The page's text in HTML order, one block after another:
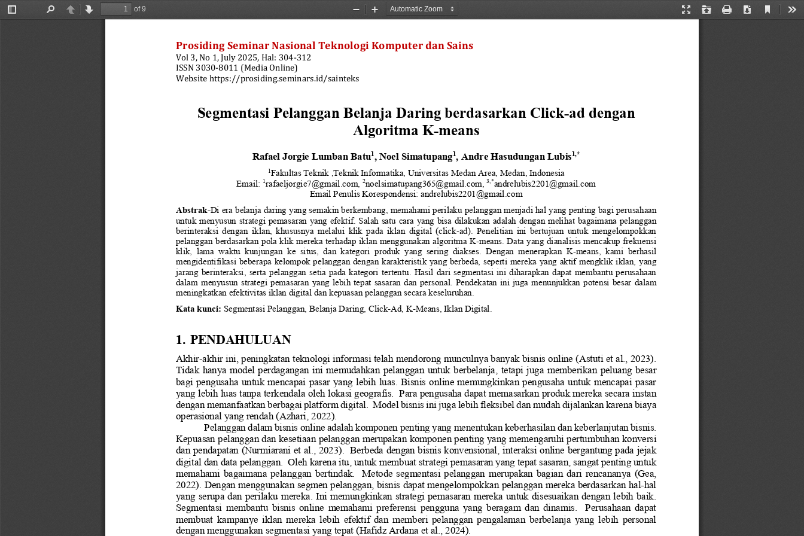
Toggle
PreviousNext
of 9
Presentation
Open Print Download
Current
Zoom
Zoom
Prosiding Seminar Nasional Teknologi Komputer dan Sains
Vol 3, No 1, July 2025, Hal: 304-312
ISSN 3030-8011 (Media Online)
Website https://prosiding.seminars.id/sainteks
Segmentasi Pelanggan Belanja Daring berdasarkan Click-ad dengan
Algoritma K-means
Rafael Jorgie Lumban Batu1 Noel Simatupang1 Andre Hasudungan Lubis1 ,*
1Fakultas Teknik ,Teknik Informatika, Universitas Medan Area, Medan , Indonesia
Email: 1rafaeljorgie7@gmail.com 2noelsimatupang365@gmail.com 3,*andrelubis2201@gmail.com
Email Penulis Korespondensi: andrelubis2201@gmail.com
Abstrak-Di era belanja daring yang semakin berkembang, memahami perilaku pelanggan menjadi hal yang penting bagi perusahaan
untuk menyusun strategi pemasaran yang efektif. Salah satu cara yang bisa dilakukan adalah dengan melihat bagaimana pelanggan
berinteraksi  dengan  iklan,  khususnya  melalui  klik  pada  iklan  digital  (click-ad).  Penelitian  ini  bertujuan  untuk  mengelompokkan
pelanggan berdasarkan pola klik mereka terhadap iklan menggunakan algoritma K-means. Data yang dianalisis mencakup frekuensi
klik,  lama waktu  kunjungan  ke  situs,  dan  kategori  produk  yang  sering  diakses.  Dengan  menerapkan  K-means,  kami  berhasil
mengidentifikasi beberapa kelompok pelanggan dengan karakteristik yang berbeda, seperti mereka yang aktif mengklik iklan, yang
jarang  berinteraksi,
serta  pelanggan  setia  pada  kategori  tertentu.  Hasil  dari  segmentasi  ini  diharapkan  dapat  membantu  perusahaan
dalam  menyusun  strategi  pemasaran  yang  lebih  tepat  sasaran  dan  personal.  Pendekatan  ini  juga  menunjukkan  potensi  besar  dalam
meningkatkan efektivitas iklan digital dan kepuasan pelanggan secara keseluruhan.
Kata kunci: Segmentasi Pelanggan, Belanja Daring, Click-Ad, K-Means, Iklan Digital.
1. PENDAHULUAN
Akhir-akhir ini, peningkatan teknologi informasi telah mendorong munculnya banyak bisnis online (Astuti et al., 2023)
Tidak hanya model perdagangan ini memudahkan pelanggan untuk berbelanja, tetapi juga memberikan peluang besar
bagi pengusaha untuk mencapai pasar yang lebih luas. Bisnis online memungkinkan pengusaha untuk mencapai pasar
yang lebih luas tanpa terkendala oleh lokasi geografis.  Para pengusaha dapat memasarkan produk mereka secara instan
dengan memanfaatkan berbagai platform digital.  Model bisnis ini juga lebih fleksibel dan mudah dijalankan karena biaya
operasional yang rendah (Azhari, 2022)
Pelanggan dalam bisnis online adalah komponen penting yang menentukan keberhasilan dan keberlanjutan bisnis.
Kepuasan pelanggan dan kesetiaan pelanggan merupakan komponen penting yang memengaruhi pertumbuhan konversi
dan pendapatan (Nurmiarani et al., 2023) .  Berbeda dengan bisnis konvensional, interaksi online bergantung pada jejak
digital dan data pelanggan.  Oleh karena itu, untuk membuat strategi pemasaran yang tepat sasaran, sangat penting untuk
memahami  bagaimana  pelanggan  bertindak.    Metode  segmentasi pelanggan  merupakan  bagian  dari  rencananya (Gea,
2022) Dengan menggunakan segmen pelanggan, bisnis dapat mengelompokkan pelanggan mereka berdasarkan hal-hal
yang serupa dan perilaku mereka. Ini memungkinkan strategi pemasaran mereka untuk disesuaikan dengan lebih baik.
Segmentasi  membantu  bisnis  online  memahami  preferensi  pengguna  yang  beragam  dan  dinamis.    Perusahaan  dapat
membuat  kampanye  iklan  mereka  lebih  efektif  dan  memberi  pelanggan  pengalaman  berbelanja  yang  lebih  personal
dengan menggunakan segmentasi yang tepat (Hafidz Ardana et al., 2024)